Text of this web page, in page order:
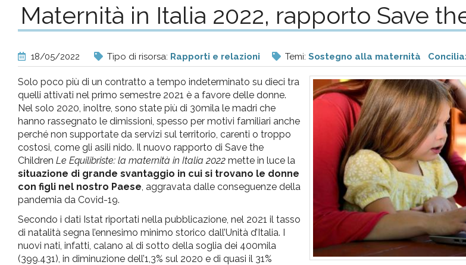
e
analisi
pr
l'infanzia
e
l'adolescenza
Maternità in Italia 2022, rapporto Save
18/05/2022 Tipo di risorsa: Rapporti e relazioni Temi: Sostegno alla maternità
Solo poco più di un contratto a tempo indeterminato su dieci tra
quelli attivati nel primo semestre 2021 è a favore delle donne.
Nel solo 2020, inoltre, sono state più di 30mila le madri che
hanno rassegnato le dimissioni, spesso per motivi familiari anche
perché non supportate da servizi sul territorio, carenti o troppo
costosi, come gli asili nido. Il nuovo rapporto di Save the
Children Le Equilibriste: la maternità in Italia 2022 mette in luce la
situazione di grande svantaggio in cui si trovano le donne
con figli nel nostro Paese , aggravata dalle conseguenze della
pandemia da Covid-19.
Secondo i dati Istat riportati nella pubblicazione, nel 2021 il tasso
di natalità segna l’ennesimo minimo storico dall’Unità d’Italia. I
nuovi nati, infatti, calano al di sotto della soglia dei 400mila
(399.431), in diminuzione dell’1,3% sul 2020 e di quasi il 31%